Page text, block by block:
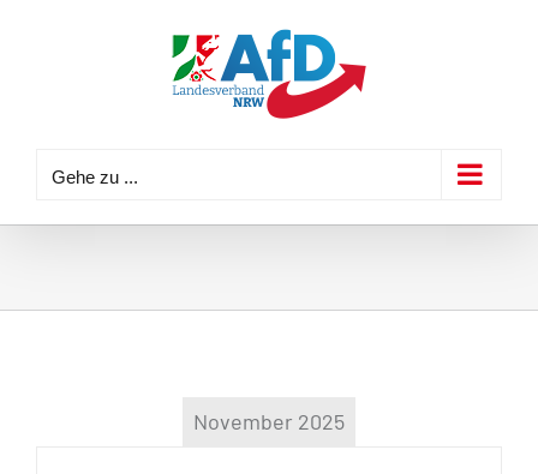
Gehe zu ...
November 2025